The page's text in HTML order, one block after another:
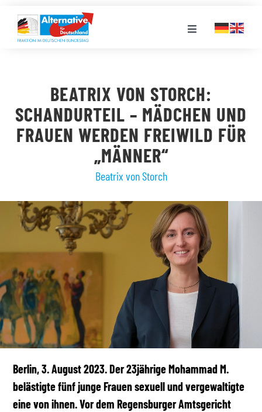
Inhalt
springen
Toggle
LANDESGRUPPEN
VERANSTALTUNGEN
STELLENPORTAL
BEATRIX VON STORCH:
SCHANDURTEIL – MÄDCHEN UND
FRAUEN WERDEN FREIWILD FÜR
„MÄNNER“
Beatrix von Storch
Berlin, 3. August 2023. Der 23jährige Mohammad M.
belästigte fünf junge Frauen sexuell und vergewaltigte
eine von ihnen. Vor dem Regensburger Amtsgericht